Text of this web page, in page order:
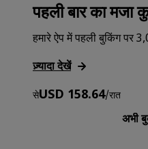
पहली बार का मजा
हमारे ऐप में पहली बुकिंग पर
ज़्यादा देखें
सेUSD 158.64/रात
अभी